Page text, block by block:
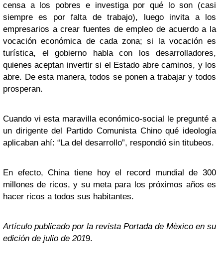
censa a los pobres e investiga por qué lo son (casi
siempre es por falta de trabajo), luego invita a los
empresarios a crear fuentes de empleo de acuerdo a la
vocación económica de cada zona; si la vocación es
turística, el gobierno habla con los desarrolladores,
quienes aceptan invertir si el Estado abre caminos, y los
abre. De esta manera, todos se ponen a trabajar y todos
prosperan.
Cuando vi esta maravilla económico-social le pregunté a
un dirigente del Partido Comunista Chino qué ideología
aplicaban ahí: “La del desarrollo”, respondió sin titubeos.
En efecto, China tiene hoy el record mundial de 300
millones de ricos, y su meta para los próximos años es
hacer ricos a todos sus habitantes.
Artículo publicado por la revista Portada de Mèxico en su
edición de julio de 2019.